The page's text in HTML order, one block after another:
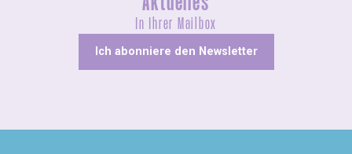
In Ihrer Mailbox
Ich abonniere den Newsletter